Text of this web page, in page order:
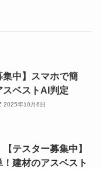
集中】スマホで簡
ベストAI判定
2025年10月6日
【テスター募集中】
！建材のアスベスト